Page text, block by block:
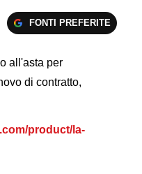
FONTI PREFERITE
all'asta per
di contratto,
product/la-